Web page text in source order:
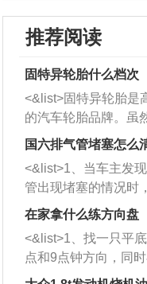
推荐阅读
固特异轮胎什么档次
<&list>固特异轮胎是
的汽车轮胎品牌。虽
牌，但是中高低端的
也是为了更好的开拓
国六排气管堵塞怎么
<&list>1、当车主发
管出现堵塞的情况时
者是细棍，直接将杂
堵塞情况比较严重，
施。 <&list>2、直接
杂物推到排气管里面
在家拿什么练方向盘
<&list>1、找一只平
点和9点钟方向，同
方向做一个标记。